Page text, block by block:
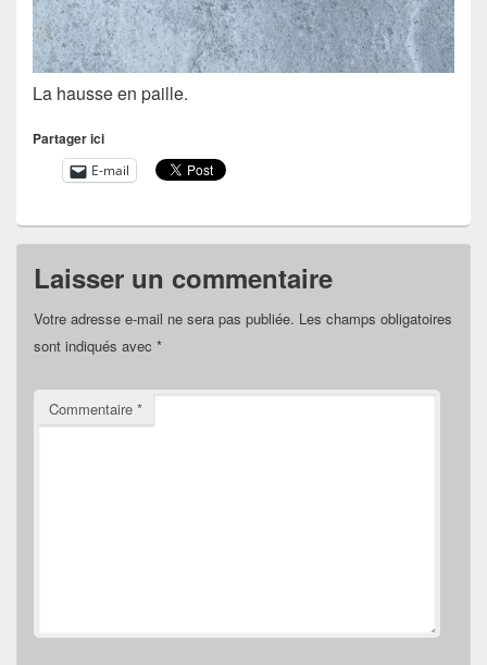
La hausse en paille.
Partager ici
E-mail
Laisser un commentaire
Votre adresse e-mail ne sera pas publiée. Les champs obligatoires
sont indiqués avec *
Commentaire *